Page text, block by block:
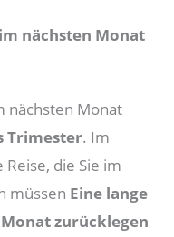
nächsten Monat
nächsten Monat
Trimester. Im
die Sie im
müssen Eine lange
zurücklegen